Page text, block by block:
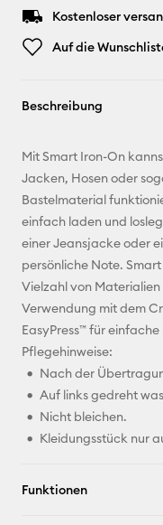
Kostenloser
Auf die
Beschreibung
Mit Smart Iron-On
Jacken, Hosen oder
Bastelmaterial
einfach laden und
einer Jeansjacke oder
persönliche Note.
Vielzahl von
Verwendung mit dem
EasyPress™ für
Pflegehinweise:
Nach der
Auf links gedreht
Nicht bleichen.
Kleidungsstück nur
Funktionen